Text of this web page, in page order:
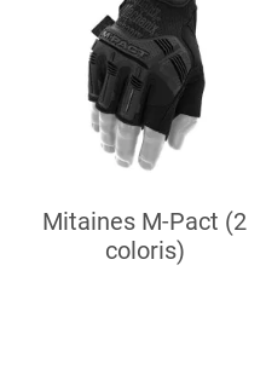
Mitaines M-Pact (2
coloris)